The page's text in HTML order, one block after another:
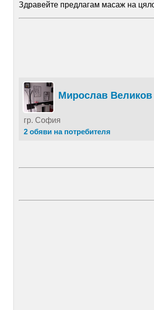
Здравейте предлагам масаж на
Мирослав Великов
гр. София
2 обяви на потребителя